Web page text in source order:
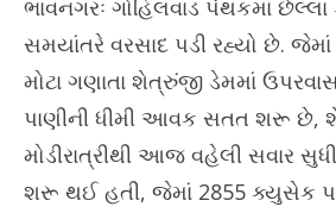
ભાવનગરઃ ગોહિલવાડ પંથકમાં
સમયાંતરે વરસાદ પડી રહ્યો છે. જેમાં
મોટા ગણાતા શેત્રુંજી ડેમમાં
પાણીની ધીમી આવક સતત શરૂ છે,
મોડીરાત્રીથી આજ વહેલી સવાર
શરૂ થઈ હતી, જેમાં 2855 ક્યુસેક